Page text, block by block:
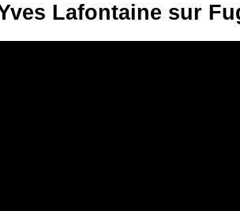
Lafontaine sur